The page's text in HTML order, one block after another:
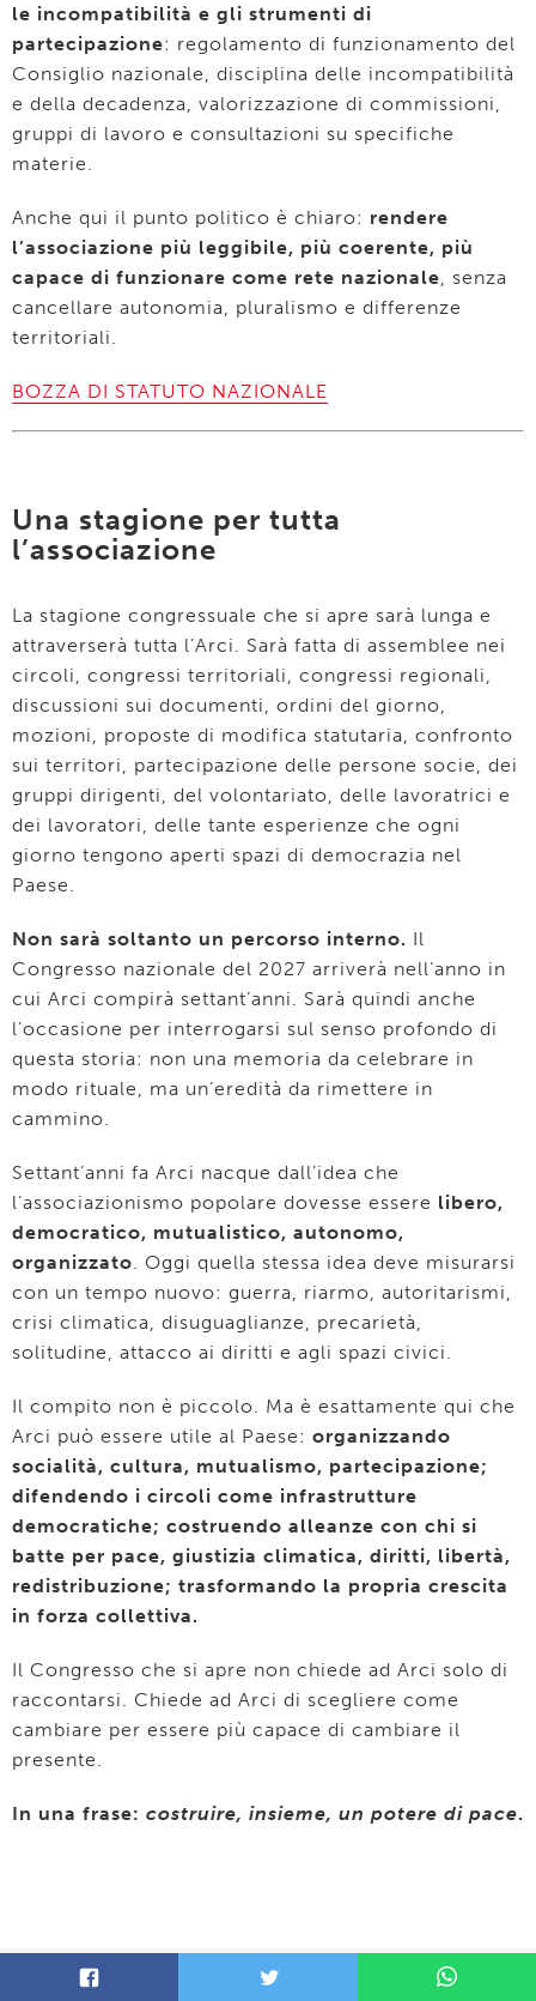
le incompatibilità e gli strumenti di
partecipazione: regolamento di funzionamento del
Consiglio nazionale, disciplina delle incompatibilità
e della decadenza, valorizzazione di commissioni,
gruppi di lavoro e consultazioni su specifiche
materie.
Anche qui il punto politico è chiaro: rendere
l’associazione più leggibile, più coerente, più
capace di funzionare come rete nazionale , senza
cancellare autonomia, pluralismo e differenze
territoriali.
BOZZA DI STATUTO NAZIONALE
Una stagione per tutta
l’associazione
La stagione congressuale che si apre sarà lunga e
attraverserà tutta l’Arci. Sarà fatta di assemblee nei
circoli, congressi territoriali, congressi regionali,
discussioni sui documenti, ordini del giorno,
mozioni, proposte di modifica statutaria, confronto
sui territori, partecipazione delle persone socie, dei
gruppi dirigenti, del volontariato, delle lavoratrici e
dei lavoratori, delle tante esperienze che ogni
giorno tengono aperti spazi di democrazia nel
Paese.
Non sarà soltanto un percorso interno. Il
Congresso nazionale del 2027 arriverà nell’anno in
cui Arci compirà settant’anni. Sarà quindi anche
l’occasione per interrogarsi sul senso profondo di
questa storia: non una memoria da celebrare in
modo rituale, ma un’eredità da rimettere in
cammino.
Settant’anni fa Arci nacque dall’idea che
l’associazionismo popolare dovesse essere libero,
democratico, mutualistico, autonomo,
organizzato . Oggi quella stessa idea deve misurarsi
con un tempo nuovo: guerra, riarmo, autoritarismi,
crisi climatica, disuguaglianze, precarietà,
solitudine, attacco ai diritti e agli spazi civici.
Il compito non è piccolo. Ma è esattamente qui che
Arci può essere utile al Paese: organizzando
socialità, cultura, mutualismo, partecipazione;
difendendo i circoli come infrastrutture
democratiche; costruendo alleanze con chi si
batte per pace, giustizia climatica, diritti, libertà,
redistribuzione; trasformando la propria crescita
in forza collettiva.
Il Congresso che si apre non chiede ad Arci solo di
raccontarsi. Chiede ad Arci di scegliere come
cambiare per essere più capace di cambiare il
presente.
In una frase: costruire, insieme, un potere di pace.